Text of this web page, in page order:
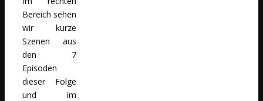
Bereich sehen
wir kurze
Szenen aus
den 7
Episoden
dieser Folge
und im